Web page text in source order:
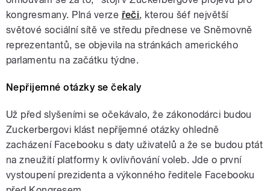
kongresmany. Plná verze řeči, kterou šéf největší
světové sociální sítě ve středu přednese ve Sněmovně
reprezentantů, se objevila na stránkách amerického
parlamentu na začátku týdne.
Nepřijemné otázky se čekaly
Už před slyšeními se očekávalo, že zákonodárci budou
Zuckerbergovi klást nepříjemné otázky ohledně
zacházení Facebooku s daty uživatelů a že se budou ptát
na zneužití platformy k ovlivňování voleb. Jde o první
vystoupení prezidenta a výkonného ředitele Facebooku